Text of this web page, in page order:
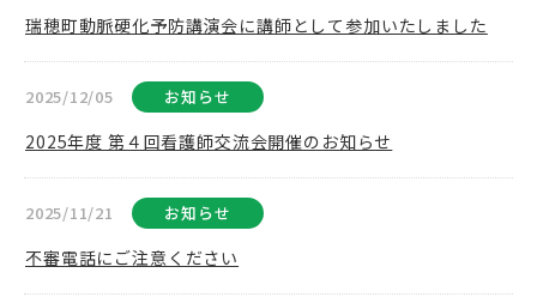
瑞穂町動脈硬化予防講演会に講師として参加いたしました
2025/12/05 お知らせ
2025年度 第４回看護師交流会開催のお知らせ
2025/11/21 お知らせ
不審電話にご注意ください